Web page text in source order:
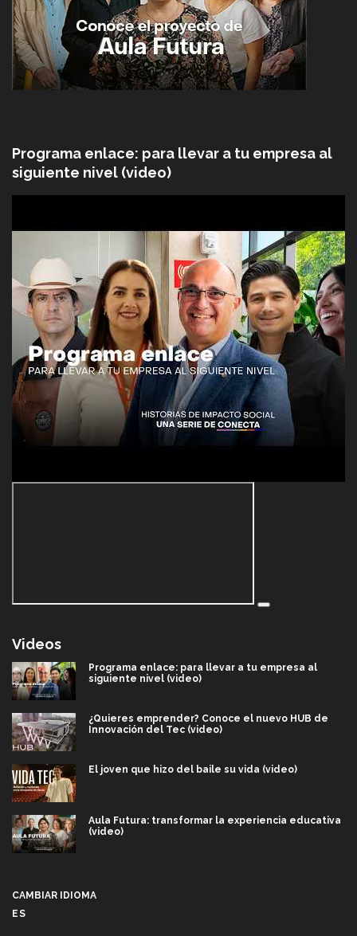
Programa enlace: para llevar a tu empresa al
siguiente nivel (video)
Videos
Programa enlace: para llevar a tu empresa al
siguiente nivel (video)
¿Quieres emprender? Conoce el nuevo HUB de
Innovación del Tec (video)
El joven que hizo del baile su vida (video)
Aula Futura: transformar la experiencia educativa
(video)
CAMBIAR IDIOMA
ES